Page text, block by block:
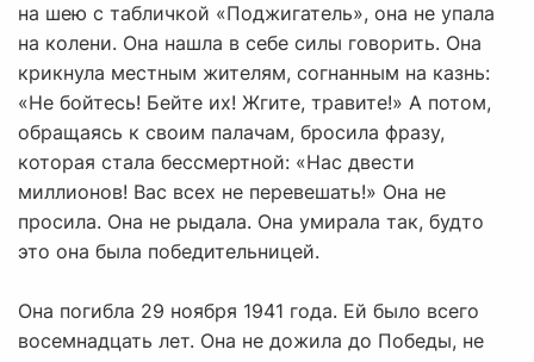
на шею с табличкой «Поджигатель», она не упала
на колени. Она нашла в себе силы говорить. Она
крикнула местным жителям, согнанным на казнь:
«Не бойтесь! Бейте их! Жгите, травите!» А потом,
обращаясь к своим палачам, бросила фразу,
которая стала бессмертной: «Нас двести
миллионов! Вас всех не перевешать!» Она не
просила. Она не рыдала. Она умирала так, будто
это она была победительницей.
Она погибла 29 ноября 1941 года. Ей было всего
восемнадцать лет. Она не дожила до Победы, не